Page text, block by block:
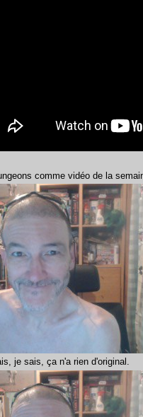
comme vidéo de la
je sais, ça n'a rien d'original.